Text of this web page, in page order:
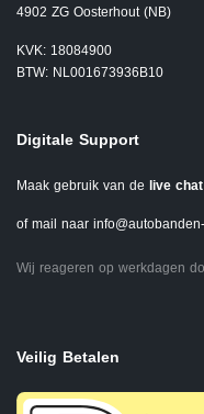
4902 ZG Oosterhout (NB)
KVK: 18084900
BTW: NL001673936B10
Digitale Support
Maak gebruik van de live chat
of mail naar
Wij reageren op werkdagen
Veilig Betalen